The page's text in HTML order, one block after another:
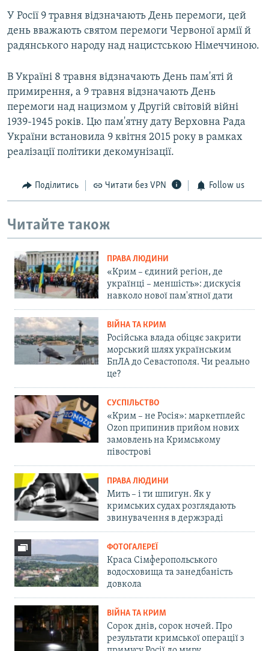
У Росії 9 травня відзначають День перемоги, цей
день вважають святом перемоги Червоної армії й
радянського народу над нацистською Німеччиною.
В Україні 8 травня відзначають День пам'яті й
примирення, а 9 травня відзначають День
перемоги над нацизмом у Другій світовій війні
1939-1945 років. Цю пам'ятну дату Верховна Рада
України встановила 9 квітня 2015 року в рамках
реалізації політики декомунізації.
Поділитись Читати без VPN Follow us
Читайте також
ПРАВА ЛЮДИНИ
«Крим – єдиний регіон, де
українці – меншість»: дискусія
навколо нової пам'ятної дати
ВІЙНА ТА КРИМ
Російська влада обіцяє закрити
морський шлях українським
БпЛА до Севастополя. Чи реально
це?
СУСПІЛЬСТВО
«Крим – не Росія»: маркетплейс
Ozon припинив прийом нових
замовлень на Кримському
півострові
ПРАВА ЛЮДИНИ
Мить – і ти шпигун. Як у
кримських судах розглядають
звинувачення в держзраді
ФОТОГАЛЕРЕЇ
Краса Сімферопольського
водосховища та занедбаність
довкола
ВІЙНА ТА КРИМ
Сорок днів, сорок ночей. Про
результати кримської операції з